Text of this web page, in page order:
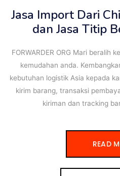
Jasa Import Dari
dan Jasa Titip
FORWARDER ORG Mari beralih
kemudahan anda.
kebutuhan logistik Asia kepada
kirim barang, transaksi
kiriman dan tracking
READ